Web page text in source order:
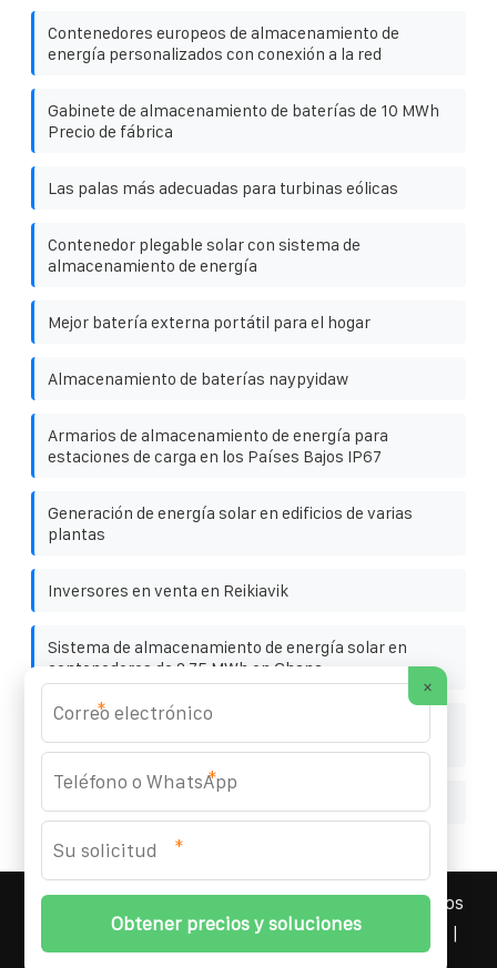
Contenedores europeos de almacenamiento de
energía personalizados con conexión a la red
Gabinete de almacenamiento de baterías de 10 MWh
Precio de fábrica
Las palas más adecuadas para turbinas eólicas
Contenedor plegable solar con sistema de
almacenamiento de energía
Mejor batería externa portátil para el hogar
Almacenamiento de baterías naypyidaw
Armarios de almacenamiento de energía para
estaciones de carga en los Países Bajos IP67
Generación de energía solar en edificios de varias
plantas
Inversores en venta en Reikiavik
Sistema de almacenamiento de energía solar en
contenedores de 2 75 MWh en Ghana
Una compañía energética utiliza un contenedor móvil
de almacenamiento de energía con 5 MWh
YOUFOTO INDUSTRIAL SOLAR
2026 Todos los
derechos reservados. | Teléfono:+34 91 527 43 18
×
*
*
*